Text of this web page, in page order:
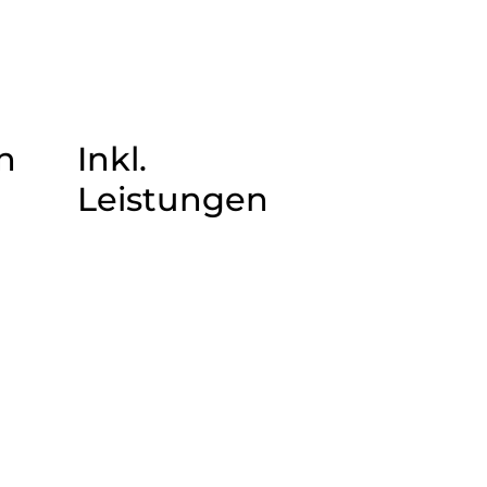
Inkl.
Leistungen